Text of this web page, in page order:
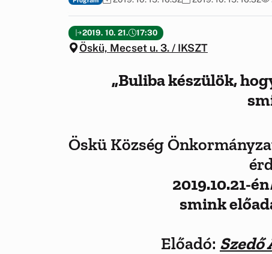
2019. 10. 21. 17:30
Öskü, Mecset u. 3. / IKSZT
„Buliba készülök,
Öskü Község
2019.10.21-
smink
Előadó: